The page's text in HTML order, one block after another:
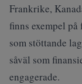
Frankrike,
finns exempel
som stöttande
såväl som
engagerade.